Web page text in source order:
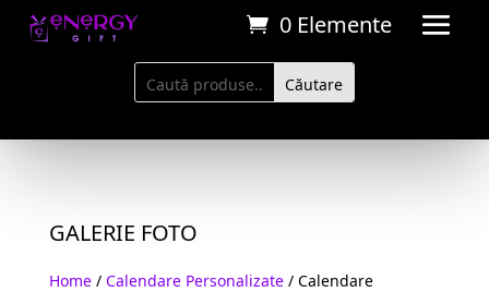
0 Elemente
GALERIE FOTO
Home/ Calendare Personalizate/ Calendare